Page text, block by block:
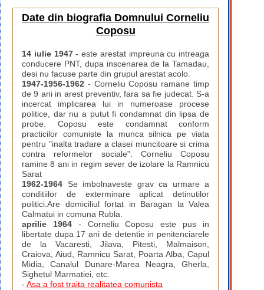
Date din biografia Domnului Corneliu
Coposu
14 iulie 1947- este arestat impreuna cu intreaga
conducere PNT, dupa inscenarea de la Tamadau,
desi nu facuse parte din grupul arestat acolo.
1947-1956-1962 - Corneliu Coposu ramane timp
de 9 ani in arest preventiv, fara sa fie judecat. S-a
incercat implicarea lui in numeroase procese
politice, dar nu a putut fi condamnat din lipsa de
probe. Coposu este condamnat conform
practicilor comuniste la munca silnica pe viata
pentru "inalta tradare a clasei muncitoare si crima
contra reformelor sociale". Corneliu Coposu
ramine 8 ani in regim sever de izolare la Ramnicu
Sarat
1962-1964 Se imbolnaveste grav ca urmare a
conditiilor de exterminare aplicat detinutilor
politici.Are domiciliul fortat in Baragan la Valea
Calmatui in comuna Rubla.
aprilie 1964- Corneliu Coposu este pus in
libertate dupa 17 ani de detentie in penitenciarele
de la Vacaresti, Jilava, Pitesti, Malmaison,
Craiova, Aiud, Ramnicu Sarat, Poarta Alba, Capul
Midia, Canalul Dunare-Marea Neagra, Gherla,
Sighetul Marmatiei, etc.
- Asa a fost traita realitatea comunista